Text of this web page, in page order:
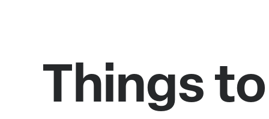
Things